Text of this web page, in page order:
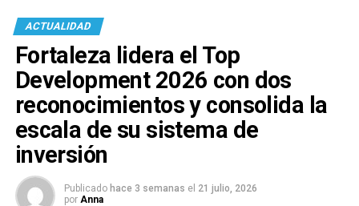
ACTUALIDAD
Fortaleza lidera el Top
Development 2026 con dos
reconocimientos y consolida la
escala de su sistema de
inversión
Publicado hace 3 semanas el 21 julio, 2026
por Anna